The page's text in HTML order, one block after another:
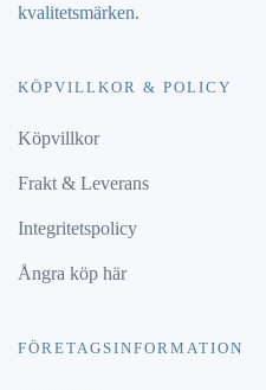
kvalitetsmärken.
KÖPVILLKOR & POLICY
Köpvillkor
Frakt & Leverans
Integritetspolicy
Ångra köp här
FÖRETAGSINFORMATION